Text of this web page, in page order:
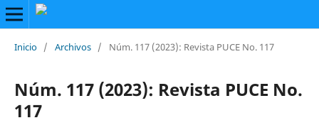
Inicio / Archivos / Núm. 117 (2023): Revista PUCE No. 117
Núm. 117 (2023): Revista PUCE No.
117